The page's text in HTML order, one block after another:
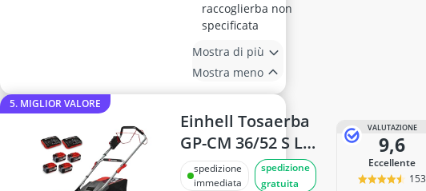
raccoglierba non
specificata
Mostra di più
Mostra meno
5. MIGLIOR VALORE
Einhell Tosaerba
GP-CM 36/52 S Li
BLspedizione
immediata
spedizione
gratuita
VALUTAZIONE
9,6
Eccellente
153